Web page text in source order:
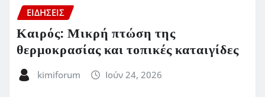
ΕΙΔΗΣΕΙΣ
Καιρός: Μικρή πτώση της
θερμοκρασίας και τοπικές καταιγίδες
kimiforum Ιούν 24, 2026